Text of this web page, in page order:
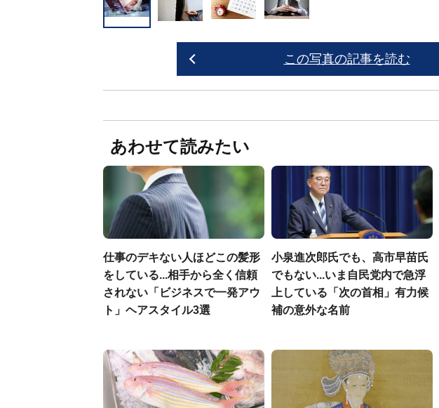
この写真の記事を読む
あわせて読みたい
仕事のデキない人ほどこの髪形
をしている...相手から全く信頼
されない「ビジネスで一発アウ
ト」ヘアスタイル3選
小泉進次郎氏でも、高市早苗氏
でもない...いま自民党内で急浮
上している「次の首相」有力候
補の意外な名前